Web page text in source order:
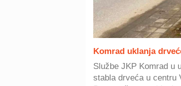
Komrad uklanja
Službe JKP Komrad u
stabla drveća u centru